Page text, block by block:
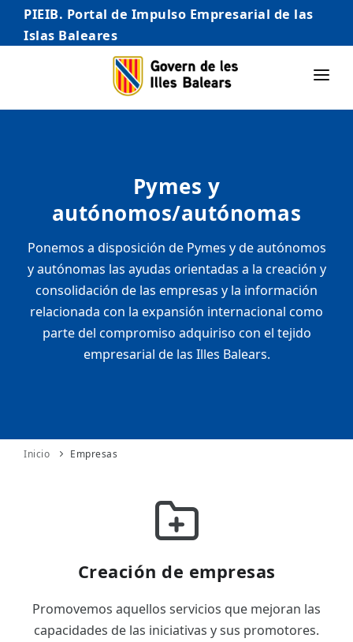
PIEIB. Portal de Impulso Empresarial de las
Islas Baleares
INICIO
AUTÓNOMO/AUTÓNOMA
EMPRENDEDORES
COMERCIO
INTERNACIONALIZACIÓN
STARTUPS AVANZADAS
Pymes y
autónomos/autónomas
Ponemos a disposición de Pymes y de autónomos
y autónomas las ayudas orientadas a la creación y
consolidación de las empresas y la información
relacionada con la expansión internacional como
parte del compromiso adquiriso con el tejido
empresarial de las Illes Balears.
Inicio Empresas
Creación de empresas
Promovemos aquellos servicios que mejoran las
capacidades de las iniciativas y sus promotores.